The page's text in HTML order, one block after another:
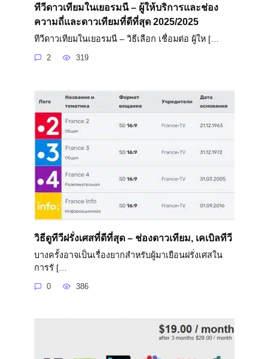
ทีวีดาวเทียมในเยอรมนี – ผู้ให้บริการและช่อง
ความถี่และดาวเทียมที่ดีที่สุด 2025/2025
ทีวีดาวเทียมในเยอรมนี – วิธีเลือก เชื่อมต่อ ผู้ให […
2 319
วิธีดูทีวีฝรั่งเศสที่ดีที่สุด – ช่องดาวเทียม, เคเบิลทีวี
บางครั้งอาจเป็นเรื่องยากสำหรับผู้มาเยือนฝรั่งเศสใน
การรั […
0 386